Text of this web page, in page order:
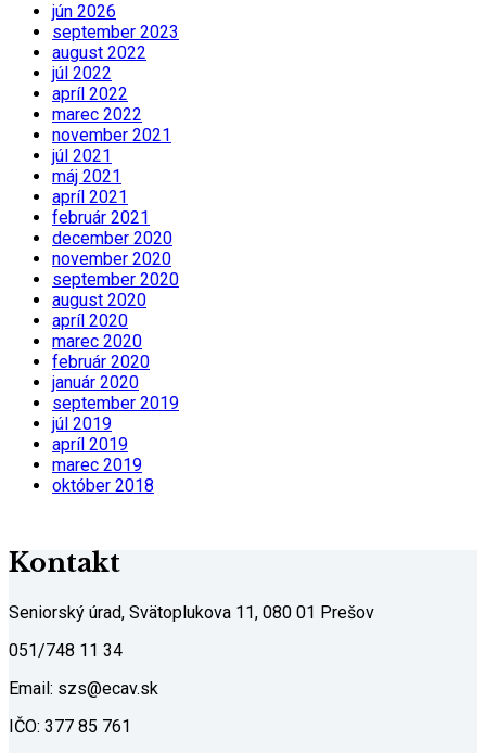
jún 2026
september 2023
august 2022
júl 2022
apríl 2022
marec 2022
november 2021
júl 2021
máj 2021
apríl 2021
február 2021
december 2020
november 2020
september 2020
august 2020
apríl 2020
marec 2020
február 2020
január 2020
september 2019
júl 2019
apríl 2019
marec 2019
október 2018
Kontakt
Seniorský úrad, Svätoplukova 11, 080 01 Prešov
051/748 11 34
Email: szs@ecav.sk
IČO: 377 85 761